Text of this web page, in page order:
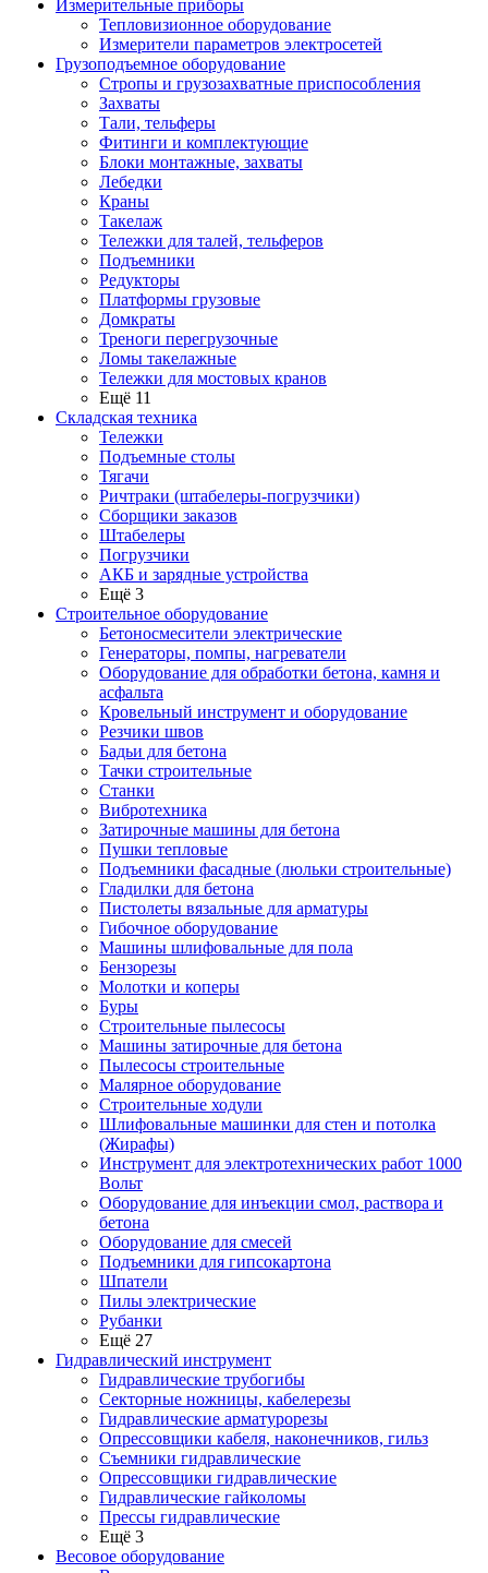
Измерительные приборы
Тепловизионное оборудование
Измерители параметров электросетей
Грузоподъемное оборудование
Стропы и грузозахватные приспособления
Захваты
Тали, тельферы
Фитинги и комплектующие
Блоки монтажные, захваты
Лебедки
Краны
Такелаж
Тележки для талей, тельферов
Подъемники
Редукторы
Платформы грузовые
Домкраты
Треноги перегрузочные
Ломы такелажные
Тележки для мостовых кранов
Ещё 11
Складская техника
Тележки
Подъемные столы
Тягачи
Ричтраки (штабелеры-погрузчики)
Сборщики заказов
Штабелеры
Погрузчики
АКБ и зарядные устройства
Ещё 3
Строительное оборудование
Бетоносмесители электрические
Генераторы, помпы, нагреватели
Оборудование для обработки бетона, камня и
асфальта
Кровельный инструмент и оборудование
Резчики швов
Бадьи для бетона
Тачки строительные
Станки
Вибротехника
Затирочные машины для бетона
Пушки тепловые
Подъемники фасадные (люльки строительные)
Гладилки для бетона
Пистолеты вязальные для арматуры
Гибочное оборудование
Машины шлифовальные для пола
Бензорезы
Молотки и коперы
Буры
Строительные пылесосы
Машины затирочные для бетона
Пылесосы строительные
Малярное оборудование
Строительные ходули
Шлифовальные машинки для стен и потолка
(Жирафы)
Инструмент для электротехнических работ 1000
Вольт
Оборудование для инъекции смол, раствора и
бетона
Оборудование для смесей
Подъемники для гипсокартона
Шпатели
Пилы электрические
Рубанки
Ещё 27
Гидравлический инструмент
Гидравлические трубогибы
Секторные ножницы, кабелерезы
Гидравлические арматурорезы
Опрессовщики кабеля, наконечников, гильз
Съемники гидравлические
Опрессовщики гидравлические
Гидравлические гайколомы
Прессы гидравлические
Ещё 3
Весовое оборудование